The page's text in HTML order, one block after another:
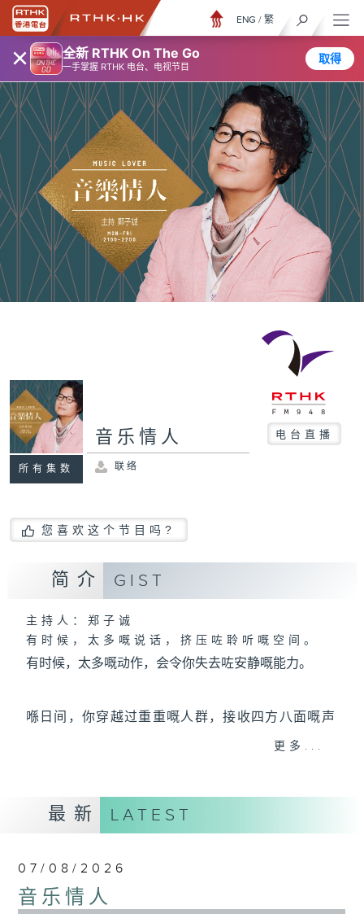
× 全新 RTHK On The Go
一手掌握 RTHK 电台、电视节目
取得
ENG / 繁
所有集数
音乐情人 电台直播
联络
您喜欢这个节目吗?
简介 GIST
主持人：郑子诚
有时候，太多嘅说话，挤压咗聆听嘅空间。
有时候，太多嘅动作，会令你失去咗安静嘅能力。
喺日间，你穿越过重重嘅人群，接收四方八面嘅声
让音符代替动作，让歌词代替说话。
我系郑子诚，
又或者你可以叫我做
更多...
最新 LATEST
07/08/2026
音乐情人